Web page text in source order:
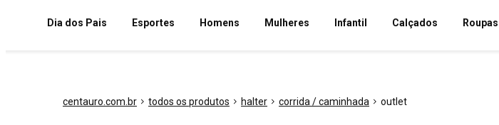
Dia dos Pais Esportes Homens Mulheres Infantil Calçados Roupas
centauro.com.br todos os produtos halter corrida / caminhada outlet